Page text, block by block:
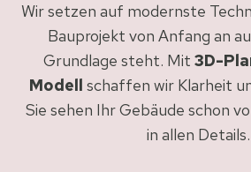
Wir setzen auf modernste
Bauprojekt von Anfang an
Grundlage steht. Mit 3D-
Modell schaffen wir Klarheit
Sie sehen Ihr Gebäude schon
in allen Details.